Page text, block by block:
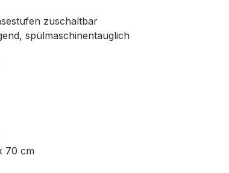
zuschaltbar
spülmaschinentauglich
70 cm